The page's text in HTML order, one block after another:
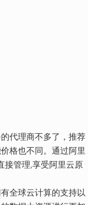
代理商不多了，推荐
格也不同。通过阿里
接管理,享受阿里云原
全球云计算的支持以